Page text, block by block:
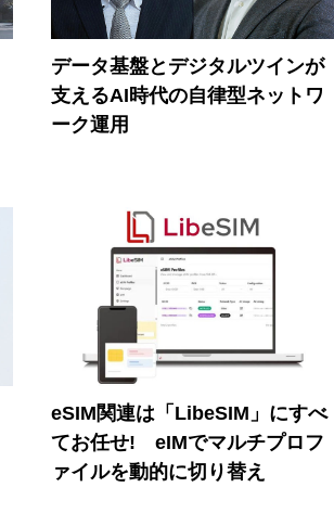
データ基盤とデジタルツインが
支えるAI時代の自律型ネットワ
ーク運用
eSIM関連は「LibeSIM」にすべ
てお任せ! eIMでマルチプロフ
ァイルを動的に切り替え